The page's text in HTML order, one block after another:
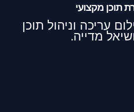
תוכן מקצועי
עריכה וניהול תוכן
מדייה.